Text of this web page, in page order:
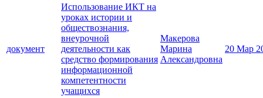
документ
Использование ИКТ на
уроках истории и
обществознания,
внеурочной
деятельности как
средство формирования
информационной
компетентности
учащихся
Макерова
Марина
Александровна
20 Мар